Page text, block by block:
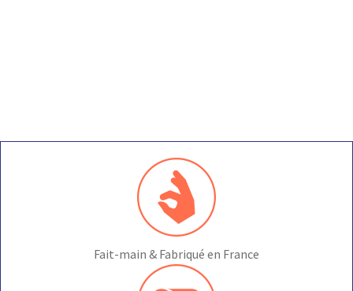
Fait-main & Fabriqué en France